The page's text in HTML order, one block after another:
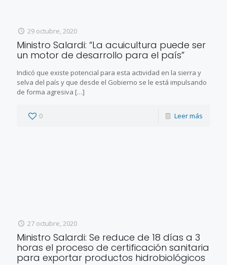
29 octubre, 2020
Ministro Salardi: “La acuicultura puede ser
un motor de desarrollo para el país”
Indicó que existe potencial para esta actividad en la sierra y
selva del país y que desde el Gobierno se le está impulsando
de forma agresiva […]
0 Leer más
27 octubre, 2020
Ministro Salardi: Se reduce de 18 días a 3
horas el proceso de certificación sanitaria
para exportar productos hidrobiológicos